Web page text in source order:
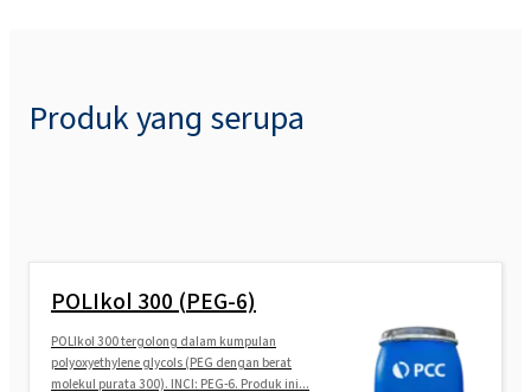
Produk yang serupa
POLIkol 300 (PEG-6)
POLIkol 300 tergolong dalam kumpulan
polyoxyethylene glycols (PEG dengan berat
molekul purata 300). INCI: PEG-6. Produk ini...